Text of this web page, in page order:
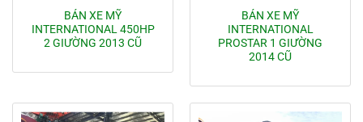
BÁN XE MỸ
INTERNATIONAL 450HP
2 GIƯỜNG 2013 CŨ
BÁN XE MỸ
INTERNATIONAL
PROSTAR 1 GIƯỜNG
2014 CŨ